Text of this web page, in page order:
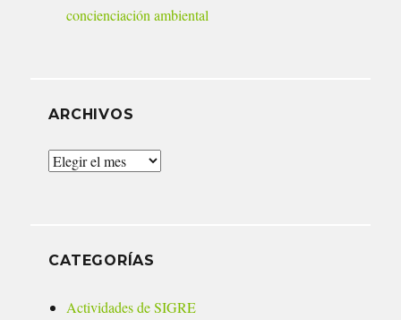
concienciación ambiental
ARCHIVOS
Archivos
CATEGORÍAS
Actividades de SIGRE